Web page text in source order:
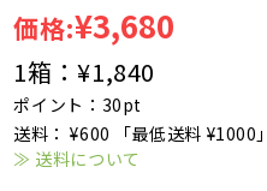
価格:¥3,680
1箱：¥1,840
ポイント：30pt
送料： ¥600 「最低送料 ¥1000」
≫ 送料について